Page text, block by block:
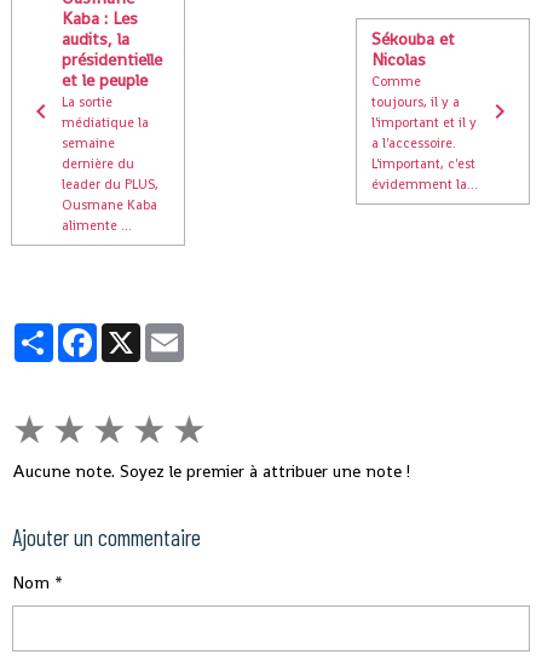
Kaba : Les
audits, la
présidentielle
et le peuple
La sortie
médiatique la
semaine
dernière du
leader du PLUS,
Ousmane Kaba
alimente ...
Sékouba et
Nicolas
Comme
toujours, il y a
l'important et il y
a l'accessoire.
L'important, c'est
évidemment la...
PartagerFacebook
X
★ ★ ★ ★ ★
Aucune note. Soyez le premier à attribuer une note !
Ajouter un commentaire
Nom